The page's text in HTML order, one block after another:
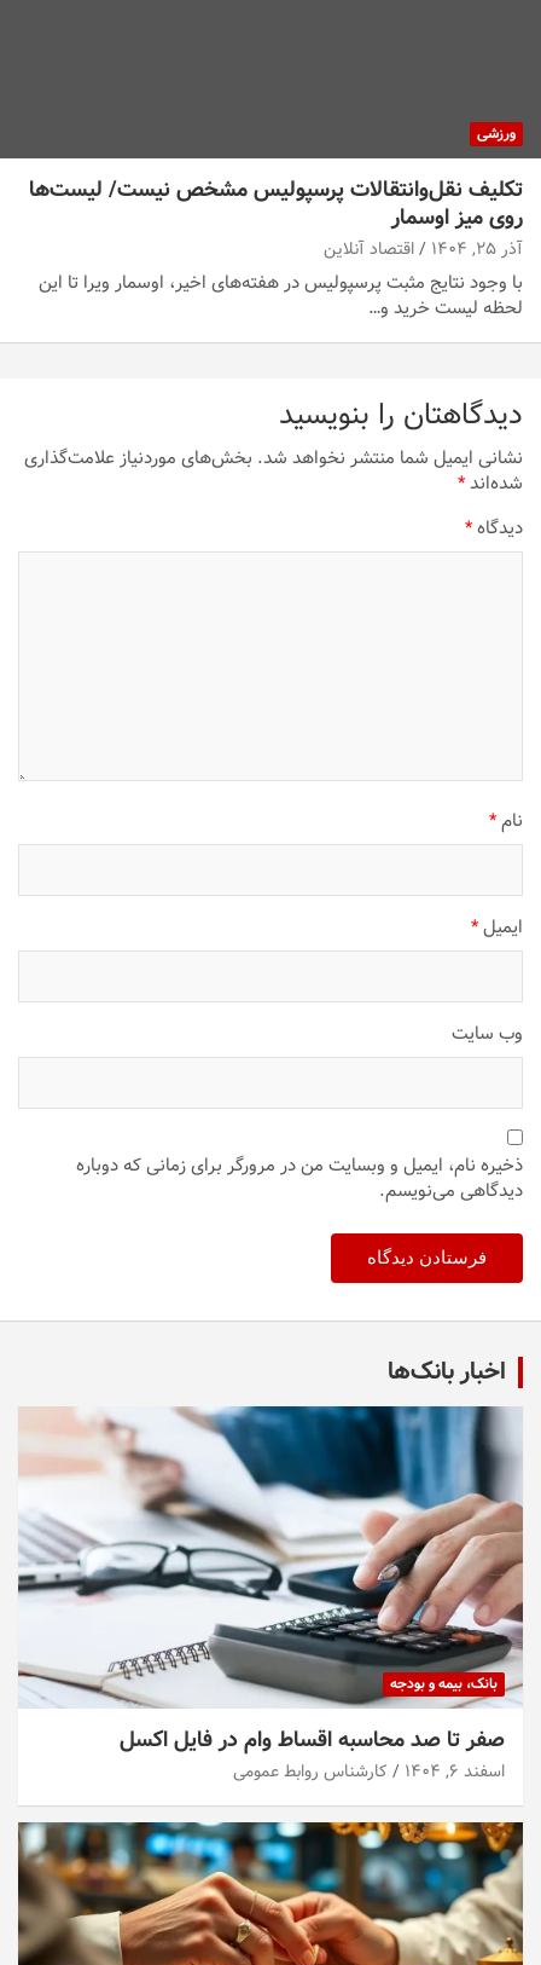
ورزشی
تکلیف نقل‌وانتقالات پرسپولیس مشخص نیست/ لیست‌ها
روی میز اوسمار
آذر ۲۵, ۱۴۰۴ اقتصاد آنلاین
با وجود نتایج مثبت پرسپولیس در هفته‌های اخیر، اوسمار ویرا تا این
لحظه لیست خرید و…
دیدگاهتان را بنویسید
نشانی ایمیل شما منتشر نخواهد شد.بخش‌های موردنیاز علامت‌گذاری
شده‌اند*
دیدگاه*
نام*
ایمیل*
وب‌ سایت
ذخیره نام، ایمیل و وبسایت من در مرورگر برای زمانی که دوباره
دیدگاهی می‌نویسم.
اخبار بانک‌ها
بانک، بیمه و بودجه
صفر تا صد محاسبه اقساط وام در فایل اکسل
اسفند ۶, ۱۴۰۴ کارشناس روابط عمومی